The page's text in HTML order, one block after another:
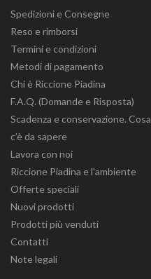
Spedizioni e Consegne
Reso e rimborsi
Termini e condizioni
Metodi di pagamento
Chi è Riccione Piadina
F.A.Q. (Domande e Risposta)
Scadenza e conservazione. Cosa
c’è da sapere
Lavora con noi
Riccione Piadina e l'ambiente
Offerte speciali
Nuovi prodotti
Prodotti più venduti
Contatti
Note legali